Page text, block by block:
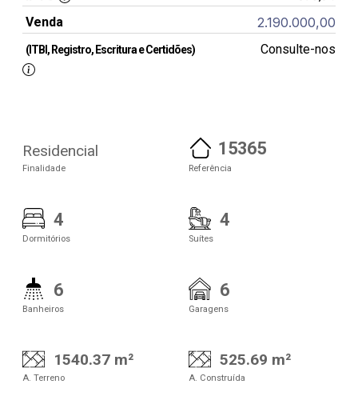
Venda
2.190.000,00
(ITBI, Registro, Escritura e Certidões) Consulte-nos
Residencial
Finalidade
15365
Referência
4
Dormitórios
4
Suítes
6
Banheiros
6
Garagens
1540.37 m²
A. Terreno
525.69 m²
A. Construída